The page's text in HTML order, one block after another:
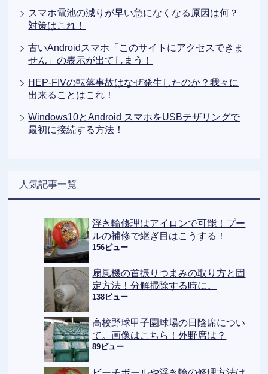
スマホ電池の減りが早い急になくなる原因は何？
対策はこれ！
古いAndroidスマホ「このサイトにアクセスできま
せん」の表示が出てしまう！
HEP-FIVの転落事故はなぜ発生したのか？我々に
出来ることはこれ！
Windows10とAndroid スマホをUSBテザリングで
最初に接続する方法！
人気記事一覧
浮き輪修理はアイロンで可能！プー
ルの補修で継ぎ目はこうする！
156ビュー
扇風機の首振りつまみの取り方と固
定方法！分解掃除する時に。
138ビュー
高校野球甲子園球場の日陰席につい
て。画像はこちら！外野席は？
89ビュー